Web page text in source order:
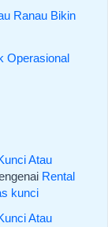
Ranau Bikin
Operasional
Atau
Rental
kunci
Atau